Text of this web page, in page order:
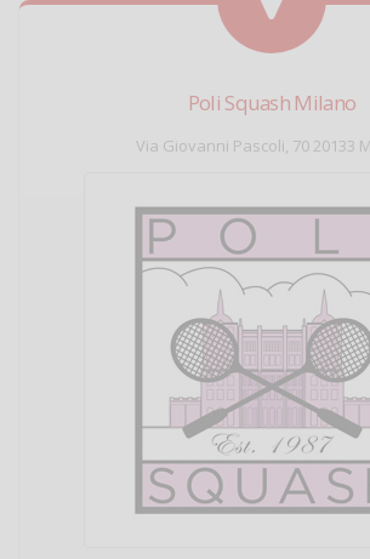
Poli Squash Milano
Via Giovanni Pascoli, 70 20133